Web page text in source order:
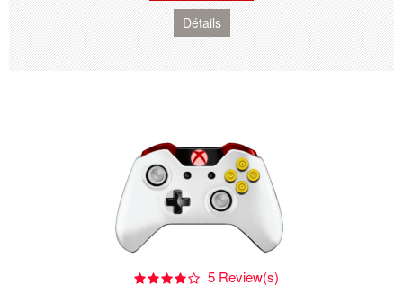
Détails
5 Review(s)